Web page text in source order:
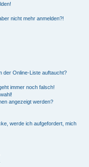
nicht mehr anmelden?!
der Online-Liste auftaucht?
immer noch falsch!
angezeigt werden?
werde ich aufgefordert, mich